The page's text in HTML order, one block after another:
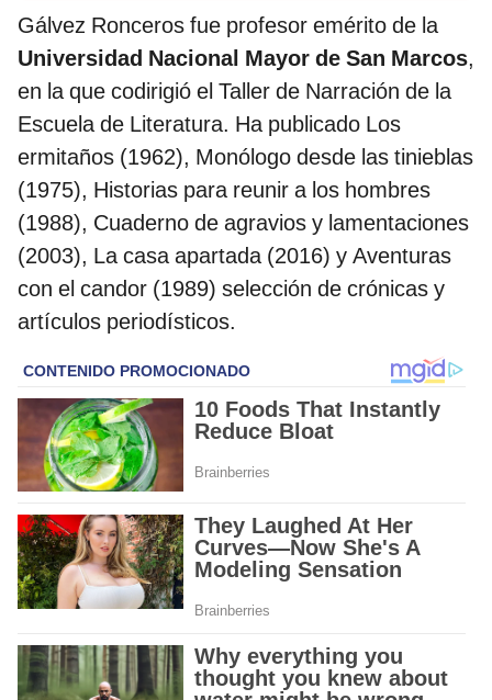
Gálvez Ronceros fue profesor emérito de la
Universidad Nacional Mayor de San Marcos,
en la que codirigió el Taller de Narración de la
Escuela de Literatura. Ha publicado Los
ermitaños (1962), Monólogo desde las tinieblas
(1975), Historias para reunir a los hombres
(1988), Cuaderno de agravios y lamentaciones
(2003), La casa apartada (2016) y Aventuras
con el candor (1989) selección de crónicas y
artículos periodísticos.